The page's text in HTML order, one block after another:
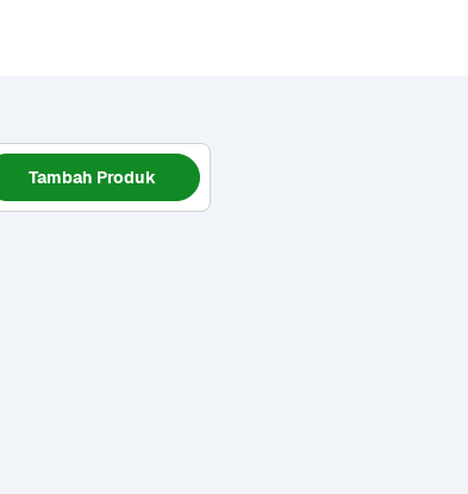
Tambah Produk